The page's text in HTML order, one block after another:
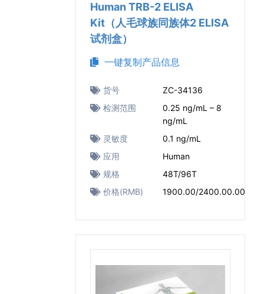
Human TRB-2 ELISA
Kit（人毛球族同族体2 ELISA
试剂盒）
一键复制产品信息
货号
ZC-34136
检测范围
0.25 ng/mL – 8
ng/mL
灵敏度
0.1 ng/mL
应用
Human
规格
48T/96T
价格(RMB)
1900.00/2400.00.00